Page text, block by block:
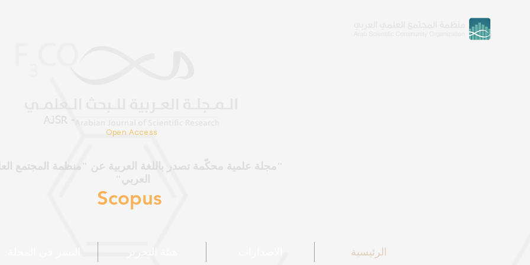
"مجلة علمية محكّمة تصدر باللغة العربية عن "منظمة المجتمع
العربي"
AJSR -
Open Access
Scopus
الرئيسية